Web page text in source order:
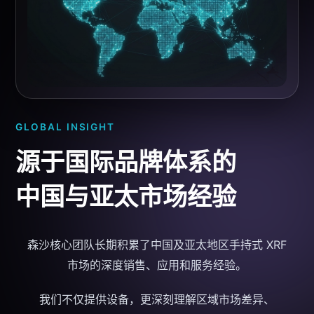
GLOBAL INSIGHT
源于国际品牌体系的
中国与亚太市场经验
森沙核心团队长期积累了中国及亚太地区手持式 XRF
市场的深度销售、应用和服务经验。
我们不仅提供设备，更深刻理解区域市场差异、